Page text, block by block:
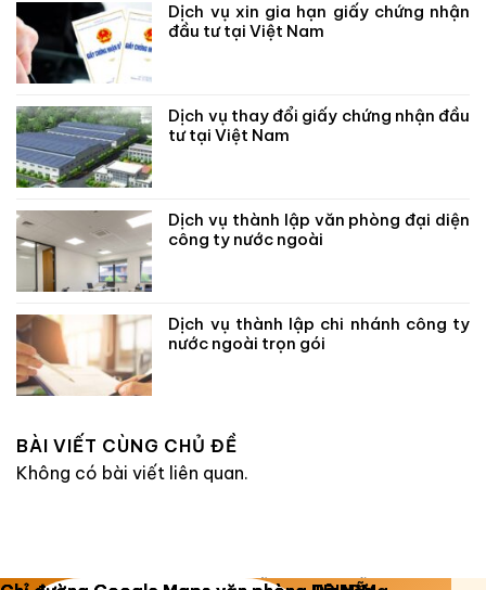
Dịch vụ xin gia hạn giấy chứng nhận
đầu tư tại Việt Nam
Dịch vụ thay đổi giấy chứng nhận đầu
tư tại Việt Nam
Dịch vụ thành lập văn phòng đại diện
công ty nước ngoài
Dịch vụ thành lập chi nhánh công ty
nước ngoài trọn gói
BÀI VIẾT CÙNG CHỦ ĐỀ
Không có bài viết liên quan.